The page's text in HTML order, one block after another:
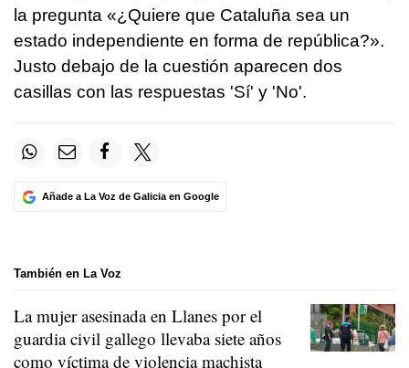
la pregunta «¿Quiere que Cataluña sea un
estado independiente en forma de república?».
Justo debajo de la cuestión aparecen dos
casillas con las respuestas 'Sí' y 'No'.
Añade a La Voz de Galicia en Google
También en La Voz
La mujer asesinada en Llanes por el
guardia civil gallego llevaba siete años
como víctima de violencia machista